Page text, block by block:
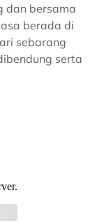
dan bersama
berada di
sebarang
serta